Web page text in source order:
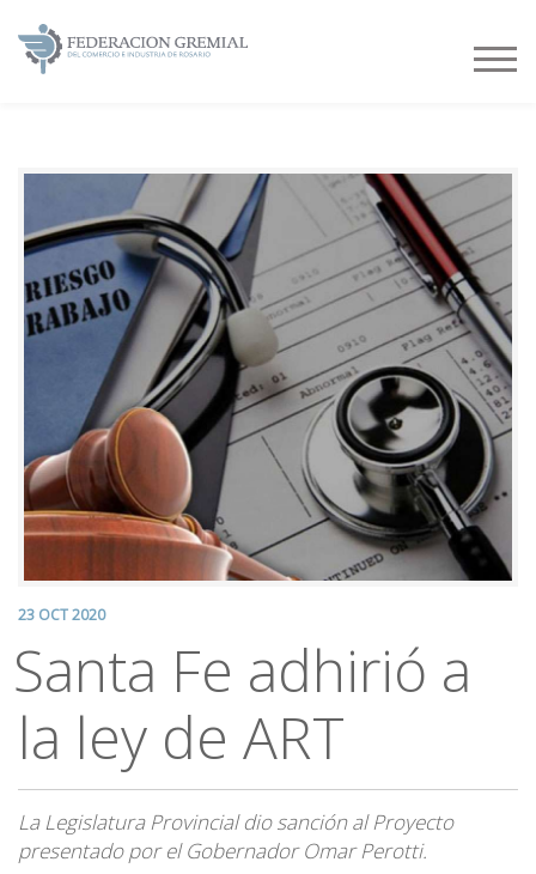
23 OCT 2020
Santa Fe adhirió a
la ley de ART
La Legislatura Provincial dio sanción al Proyecto
presentado por el Gobernador Omar Perotti.